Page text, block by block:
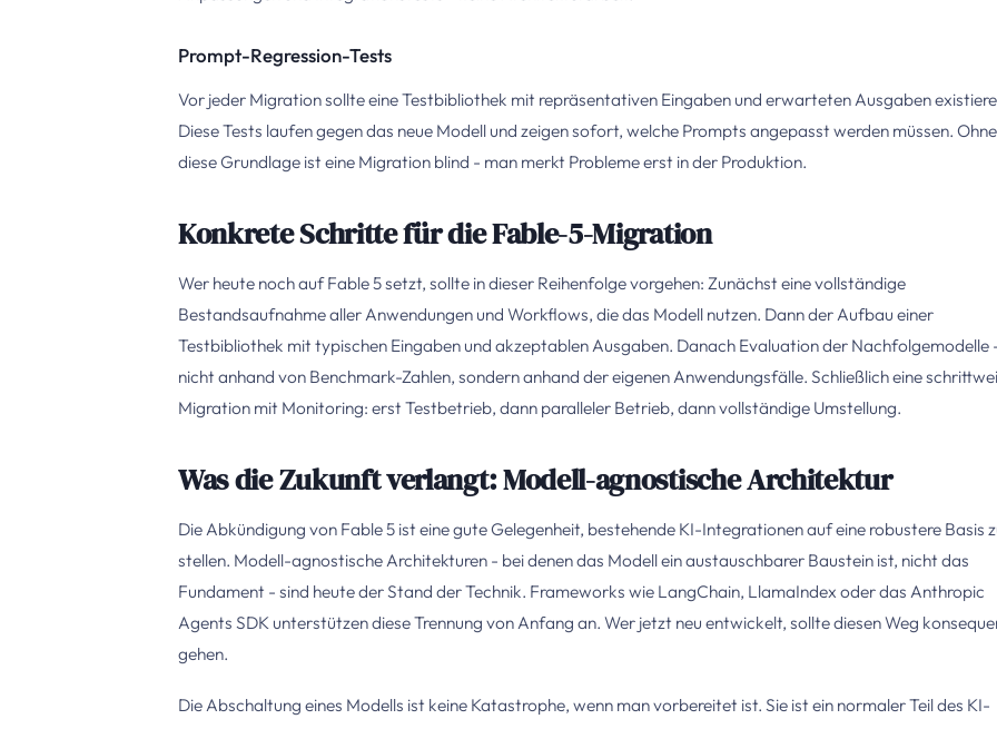
Prompt-Regression-Tests
Vor jeder Migration sollte eine Testbibliothek mit repräsentativen Eingaben und erwarteten Ausgaben
Diese Tests laufen gegen das neue Modell und zeigen sofort, welche Prompts angepasst werden müssen. Ohne
diese Grundlage ist eine Migration blind - man merkt Probleme erst in der Produktion.
Konkrete Schritte für die Fable-5-Migration
Wer heute noch auf Fable 5 setzt, sollte in dieser Reihenfolge vorgehen: Zunächst eine vollständige
Bestandsaufnahme aller Anwendungen und Workflows, die das Modell nutzen. Dann der Aufbau einer
Testbibliothek mit typischen Eingaben und akzeptablen Ausgaben. Danach Evaluation der Nachfolgemodelle
nicht anhand von Benchmark-Zahlen, sondern anhand der eigenen Anwendungsfälle. Schließlich eine
Migration mit Monitoring: erst Testbetrieb, dann paralleler Betrieb, dann vollständige Umstellung.
Was die Zukunft verlangt: Modell-agnostische Architektur
Die Abkündigung von Fable 5 ist eine gute Gelegenheit, bestehende KI-Integrationen auf eine robustere Basis
stellen. Modell-agnostische Architekturen - bei denen das Modell ein austauschbarer Baustein ist, nicht das
Fundament - sind heute der Stand der Technik. Frameworks wie LangChain, LlamaIndex oder das Anthropic
Agents SDK unterstützen diese Trennung von Anfang an. Wer jetzt neu entwickelt, sollte diesen Weg
gehen.
Die Abschaltung eines Modells ist keine Katastrophe, wenn man vorbereitet ist. Sie ist ein normaler Teil des KI-